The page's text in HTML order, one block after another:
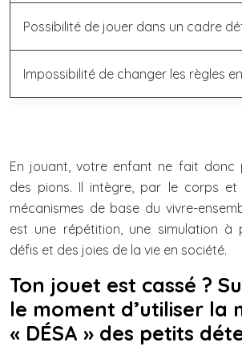
Possibilité de jouer dans un cadre
Impossibilité de changer les règles
En jouant, votre enfant ne fait donc
des pions. Il intègre, par le corps et
mécanismes de base du vivre-
est une répétition, une simulation à
défis et des joies de la vie en société.
Ton jouet est cassé ?
le moment d’utiliser la
« DÉSA » des petits